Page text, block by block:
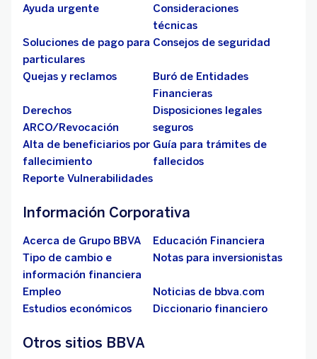
Ayuda urgente
Consideraciones
técnicas
Soluciones de pago para
particulares
Consejos de seguridad
Quejas y reclamos
Buró de Entidades
Financieras
Derechos
ARCO/Revocación
Disposiciones legales
seguros
Alta de beneficiarios por
fallecimiento
Guía para trámites de
fallecidos
Reporte Vulnerabilidades
Información Corporativa
Acerca de Grupo BBVA
Educación Financiera
Tipo de cambio e
información financiera
Notas para inversionistas
Empleo
Noticias de bbva.com
Estudios económicos
Diccionario financiero
Otros sitios BBVA